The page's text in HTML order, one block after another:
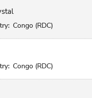
Congo (RDC)
Congo (RDC)